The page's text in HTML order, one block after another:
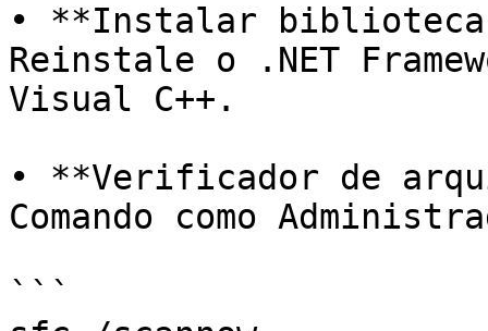
• **Instalar
Reinstale o .NET
Visual C++.
• **Verificador de
Comando como
```